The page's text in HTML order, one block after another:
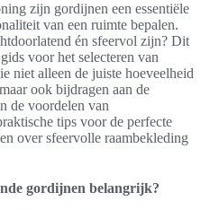
zijn gordijnen een essentiële
van een ruimte bepalen.
én sfeervol zijn? Dit
voor het selecteren van
niet alleen de juiste hoeveelheid
ook bijdragen aan de
de voordelen van
tips voor de perfecte
over sfeervolle raambekleding
gordijnen belangrijk?